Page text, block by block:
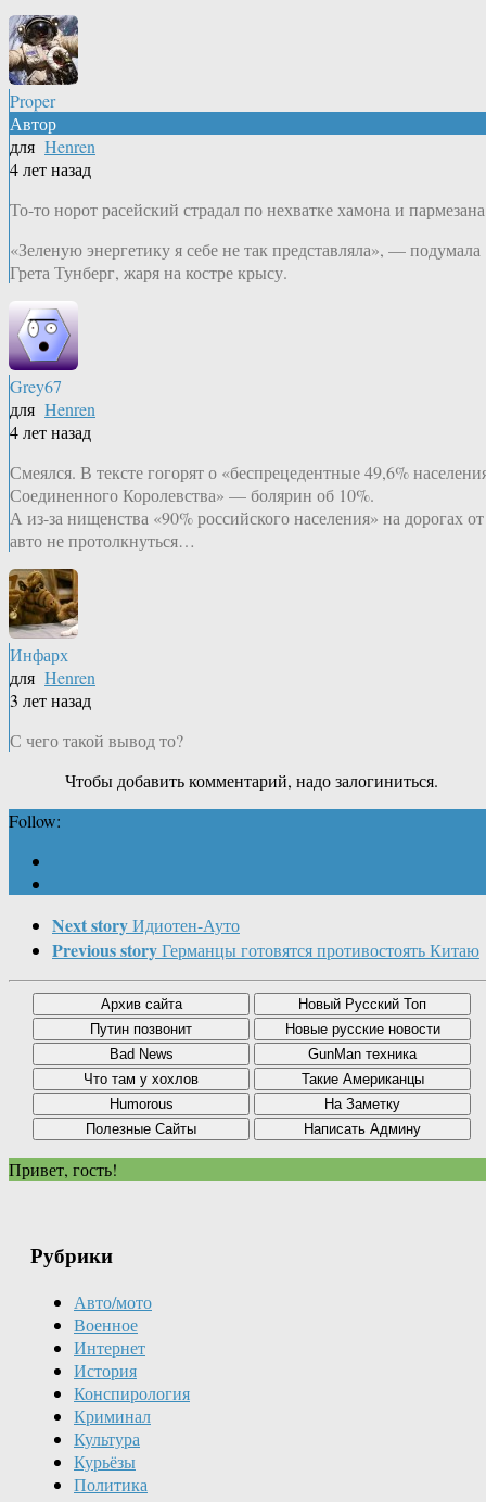
Proper
Автор
для Henren
4 лет назад
То-то норот расейский страдал по нехватке хамона и
«Зеленую энергетику я себе не так представляла», — подумала
Грета Тунберг, жаря на костре крысу.
Grey67
для Henren
4 лет назад
Смеялся. В тексте гогорят о «беспрецедентные 49,6%
Соединенного Королевства» — болярин об 10%.
А из-за нищенства «90% российского населения» на дорогах от
авто не протолкнуться…
Инфарх
для Henren
3 лет назад
С чего такой вывод то?
Чтобы добавить комментарий, надо залогиниться.
Follow:
Next storyИдиотен-Ауто
Previous storyГерманцы готовятся противостоять Китаю
Привет, гость!
Рубрики
Авто/мото
Военное
Интернет
История
Конспирология
Криминал
Культура
Курьёзы
Политика